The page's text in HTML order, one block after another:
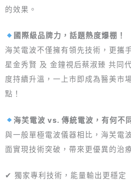
的效果。
國際級品牌力，話題熱度爆棚！
海芙電波不僅擁有領先技術，更攜
星金秀賢 及 金鐘視后蔡淑臻 共同
度持續升溫，一上市即成為醫美市
點！
海芙電波 vs. 傳統電波，有何不
與一般單極電波儀器相比，海芙電
面實現技術突破，帶來更優異的治
✔ 獨家專利技術，能量輸出更穩定